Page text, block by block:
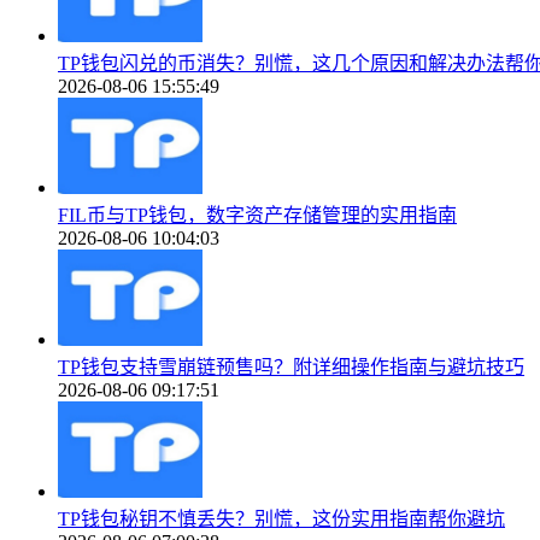
TP钱包闪兑的币消失？别慌，这几个原因和解决办法帮
2026-08-06 15:55:49
FIL币与TP钱包，数字资产存储管理的实用指南
2026-08-06 10:04:03
TP钱包支持雪崩链预售吗？附详细操作指南与避坑技巧
2026-08-06 09:17:51
TP钱包秘钥不慎丢失？别慌，这份实用指南帮你避坑